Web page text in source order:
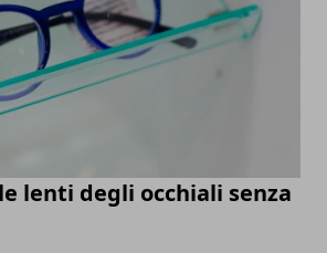
lenti degli occhiali senza